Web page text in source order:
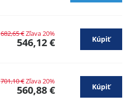
546,12 €
682,65 €Zľava 20%
Kúpiť
560,88 €
701,10 €Zľava 20%
Kúpiť